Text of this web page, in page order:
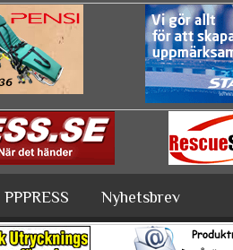
PPPRESS Nyhetsbrev